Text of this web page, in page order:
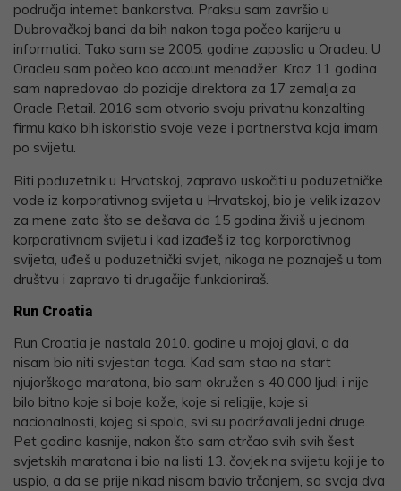
područja internet bankarstva. Praksu sam završio u
Dubrovačkoj banci da bih nakon toga počeo karijeru u
informatici. Tako sam se 2005. godine zaposlio u Oracleu. U
Oracleu sam počeo kao account menadžer. Kroz 11 godina
sam napredovao do pozicije direktora za 17 zemalja za
Oracle Retail. 2016 sam otvorio svoju privatnu konzalting
firmu kako bih iskoristio svoje veze i partnerstva koja imam
po svijetu.
Biti poduzetnik u Hrvatskoj, zapravo uskočiti u poduzetničke
vode iz korporativnog svijeta u Hrvatskoj, bio je velik izazov
za mene zato što se dešava da 15 godina živiš u jednom
korporativnom svijetu i kad izađeš iz tog korporativnog
svijeta, uđeš u poduzetnički svijet, nikoga ne poznaješ u tom
društvu i zapravo ti drugačije funkcioniraš.
Run Croatia
Run Croatia je nastala 2010. godine u mojoj glavi, a da
nisam bio niti svjestan toga. Kad sam stao na start
njujorškoga maratona, bio sam okružen s 40.000 ljudi i nije
bilo bitno koje si boje kože, koje si religije, koje si
nacionalnosti, kojeg si spola, svi su podržavali jedni druge.
Pet godina kasnije, nakon što sam otrčao svih svih šest
svjetskih maratona i bio na listi 13. čovjek na svijetu koji je to
uspio, a da se prije nikad nisam bavio trčanjem, sa svoja dva